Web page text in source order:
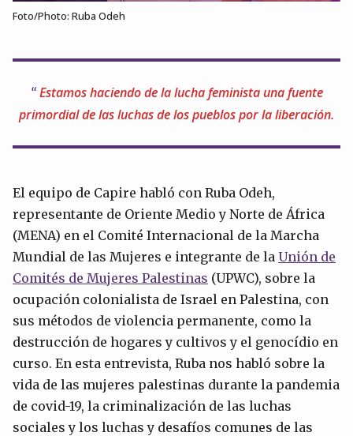
Foto/Photo: Ruba Odeh
Estamos haciendo de la lucha feminista una fuente
primordial de las luchas de los pueblos por la liberación.
El equipo de Capire habló con Ruba Odeh,
representante de Oriente Medio y Norte de África
(MENA) en el Comité Internacional de la Marcha
Mundial de las Mujeres e integrante de la Unión de
Comités de Mujeres Palestinas (UPWC), sobre la
ocupación colonialista de Israel en Palestina, con
sus métodos de violencia permanente, como la
destrucción de hogares y cultivos y el genocídio en
curso. En esta entrevista, Ruba nos habló sobre la
vida de las mujeres palestinas durante la pandemia
de covid-19, la criminalización de las luchas
sociales y los luchas y desafíos comunes de las